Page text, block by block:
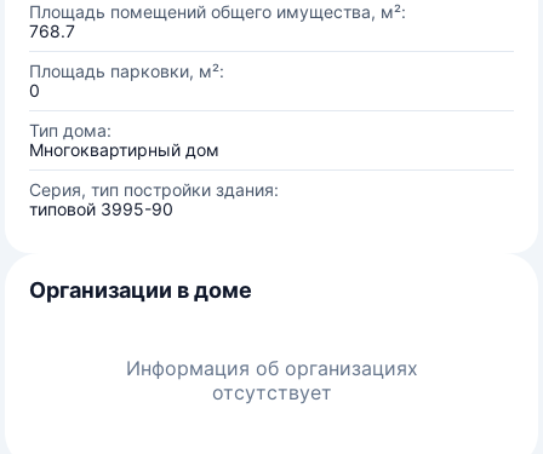
Площадь помещений общего имущества, м²:
768.7
Площадь парковки, м²:
0
Тип дома:
Многоквартирный дом
Серия, тип постройки здания:
типовой 3995-90
Организации в доме
Информация об организациях
отсутствует